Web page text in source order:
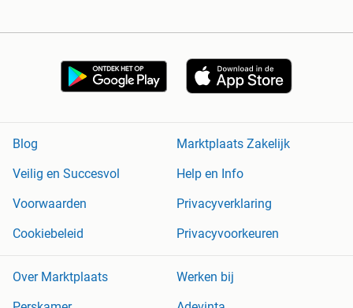
Blog
Marktplaats Zakelijk
Veilig en Succesvol
Help en Info
Voorwaarden
Privacyverklaring
Cookiebeleid
Privacyvoorkeuren
Over Marktplaats
Werken bij